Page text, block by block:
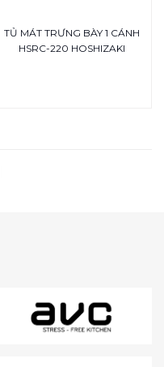
TỦ MÁT TRƯNG BÀY 1 CÁNH
HSRC-220 HOSHIZAKI